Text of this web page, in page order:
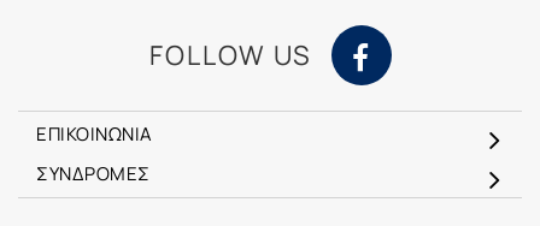
FOLLOW US
ΕΠΙΚΟΙΝΩΝΙΑ
ΣΥΝΔΡΟΜΕΣ